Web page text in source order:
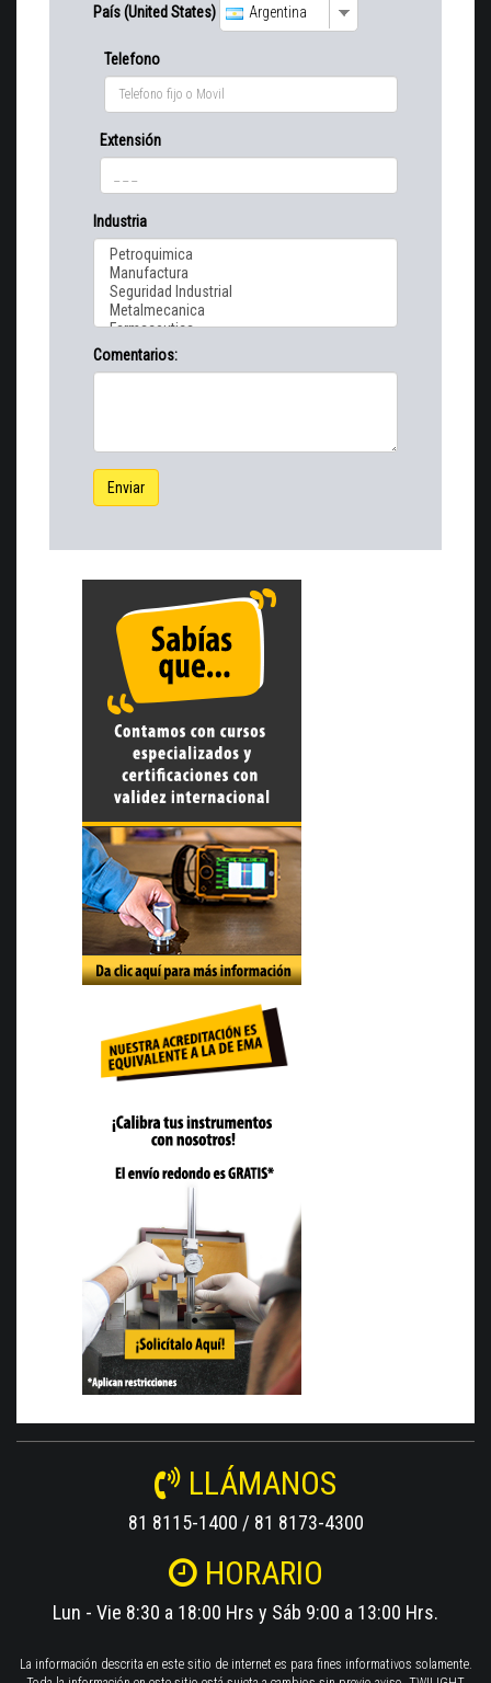
País (United States) Argentina
Telefono
Extensión
Industria
Comentarios:
Enviar
LLÁMANOS
81 8115-1400 / 81 8173-4300
HORARIO
Lun - Vie 8:30 a 18:00 Hrs y Sáb 9:00 a 13:00 Hrs.
La información descrita en este sitio de internet es para fines informativos solamente.